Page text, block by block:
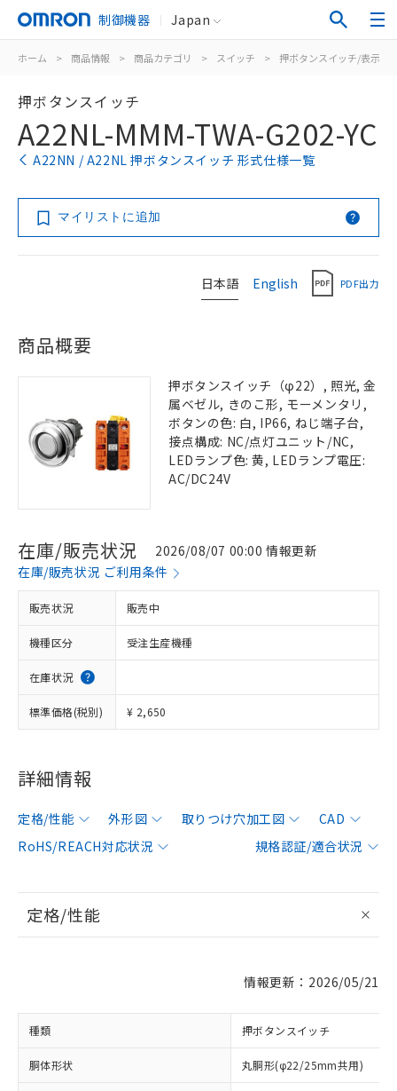
制御機器 Japan
ホーム > 商品情報 > 商品カテゴリ > スイッチ > 押ボタンスイッチ/表示灯
押ボタンスイッチ
A22NL-MMM-TWA-G202-YC
A22NN / A22NL 押ボタンスイッチ 形式仕様一覧
マイリストに追加
日本語 English PDF出力
商品概要
押ボタンスイッチ（φ22）, 照光, 金
属ベゼル, きのこ形, モーメンタリ,
ボタンの色: 白, IP66, ねじ端子台,
接点構成: NC/点灯ユニット/NC,
LEDランプ色: 黄, LEDランプ電圧:
AC/DC24V
在庫/販売状況
2026/08/07 00:00 情報更新
在庫/販売状況 ご利用条件
販売状況 販売中
機種区分 受注生産機種
在庫状況
標準価格(税別) ¥ 2,650
詳細情報
定格/性能 外形図 取りつけ穴加工図
CAD
RoHS/REACH対応状況
規格認証/適合状況
定格/性能
情報更新：2026/05/21
種類 押ボタンスイッチ
胴体形状 丸胴形(φ22/25mm共用)